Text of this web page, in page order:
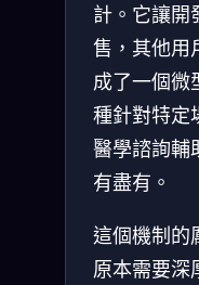
計。它讓開
售，其他用
成了一個微
種針對特
醫學諮詢輔
有盡有。
這個機制的
原本需要深